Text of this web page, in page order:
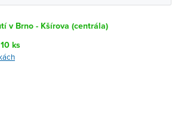
v Brno - Kšírova (centrála)
ks